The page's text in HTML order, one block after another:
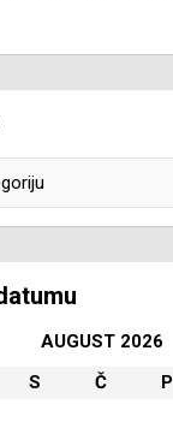
AUGUST 2026
S Č P